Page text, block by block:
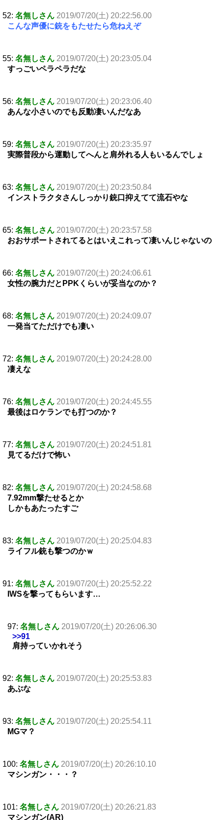
52: 名無しさん 2019/07/20(土) 20:22:56.00
こんな声優に銃をもたせたら危ねえぞ
55: 名無しさん 2019/07/20(土) 20:23:05.04
すっごいペラペラだな
56: 名無しさん 2019/07/20(土) 20:23:06.40
あんな小さいのでも反動凄いんだなあ
59: 名無しさん 2019/07/20(土) 20:23:35.97
実際普段から運動してへんと肩外れる人もいるんでしょ
63: 名無しさん 2019/07/20(土) 20:23:50.84
インストラクタさんしっかり銃口抑えてて流石やな
65: 名無しさん 2019/07/20(土) 20:23:57.58
おおサポートされてるとはいえこれって凄いんじゃないの
66: 名無しさん 2019/07/20(土) 20:24:06.61
女性の腕力だとPPKくらいが妥当なのか？
68: 名無しさん 2019/07/20(土) 20:24:09.07
一発当てただけでも凄い
72: 名無しさん 2019/07/20(土) 20:24:28.00
凄えな
76: 名無しさん 2019/07/20(土) 20:24:45.55
最後はロケランでも打つのか？
77: 名無しさん 2019/07/20(土) 20:24:51.81
見てるだけで怖い
82: 名無しさん 2019/07/20(土) 20:24:58.68
7.92mm撃たせるとか
しかもあたったすご
83: 名無しさん 2019/07/20(土) 20:25:04.83
ライフル銃も撃つのかｗ
91: 名無しさん 2019/07/20(土) 20:25:52.22
IWSを撃ってもらいます…
97: 名無しさん 2019/07/20(土) 20:26:06.30
>>91
肩持っていかれそう
92: 名無しさん 2019/07/20(土) 20:25:53.83
あぶな
93: 名無しさん 2019/07/20(土) 20:25:54.11
MGマ？
100: 名無しさん 2019/07/20(土) 20:26:10.10
マシンガン・・・？
101: 名無しさん 2019/07/20(土) 20:26:21.83
マシンガン(AR)